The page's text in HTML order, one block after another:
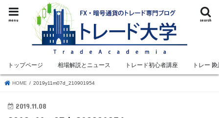
search
menu
トップページ 相場解説とニュース トレード初心者講座 トレード
HOME 2019y11m07d_210901954
2019.11.08